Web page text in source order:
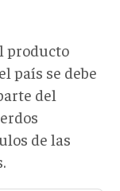
producto
país se debe
del
de las